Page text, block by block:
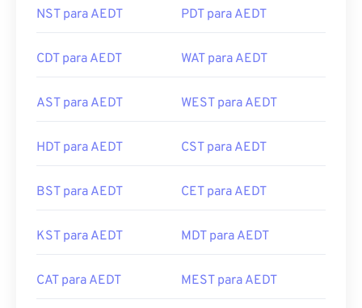
NST para AEDT PDT para AEDT
CDT para AEDT WAT para AEDT
AST para AEDT WEST para AEDT
HDT para AEDT CST para AEDT
BST para AEDT CET para AEDT
KST para AEDT MDT para AEDT
CAT para AEDT MEST para AEDT